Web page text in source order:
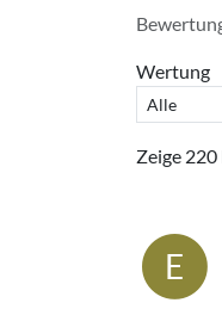
Wertung
Zeige
E